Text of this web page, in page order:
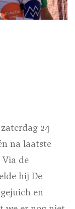
24
na laatste
de
hij De
en